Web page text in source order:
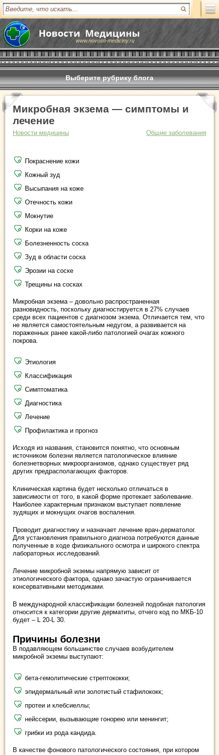
www.novosti-mediciny.ru
Выберите рубрику блога
Микробная экзема — симптомы и
лечение
Новости медицины Общие заболевания
Покраснение кожи
Кожный зуд
Высыпания на коже
Отечность кожи
Мокнутие
Корки на коже
Болезненность соска
Зуд в области соска
Эрозии на соске
Трещины на сосках
Микробная экзема – довольно распространенная
разновидность, поскольку диагностируется в 27% случаев
среди всех пациентов с диагнозом экзема. Отличается тем, что
не является самостоятельным недугом, а развивается на
пораженных ранее какой-либо патологией очагах кожного
покрова.
Этиология
Классификация
Симптоматика
Диагностика
Лечение
Профилактика и прогноз
Исходя из названия, становится понятно, что основным
источником болезни является патологическое влияние
болезнетворных микроорганизмов, однако существует ряд
других предрасполагающих факторов.
Клиническая картина будет несколько отличаться в
зависимости от того, в какой форме протекает заболевание.
Наиболее характерным признаком выступает появление
зудящих и мокнущих очагов воспаления.
Проводит диагностику и назначает лечение врач-дерматолог.
Для установления правильного диагноза потребуются данные
полученные в ходе физикального осмотра и широкого спектра
лабораторных исследований.
Лечение микробной экземы напрямую зависит от
этиологического фактора, однако зачастую ограничивается
консервативными методиками.
В международной классификации болезней подобная патология
относится к категории другие дерматиты, отчего код по МКБ-10
будет – L 20-L 30.
Причины болезни
В подавляющем большинстве случаев возбудителем
микробной экземы выступают:
бета-гемолитические стрептококки;
эпидермальный или золотистый стафилококк;
протеи и клебсиеллы;
нейссерии, вызывающие гонорею или менингит;
грибки из рода кандида.
В качестве фонового патологического состояния, при котором